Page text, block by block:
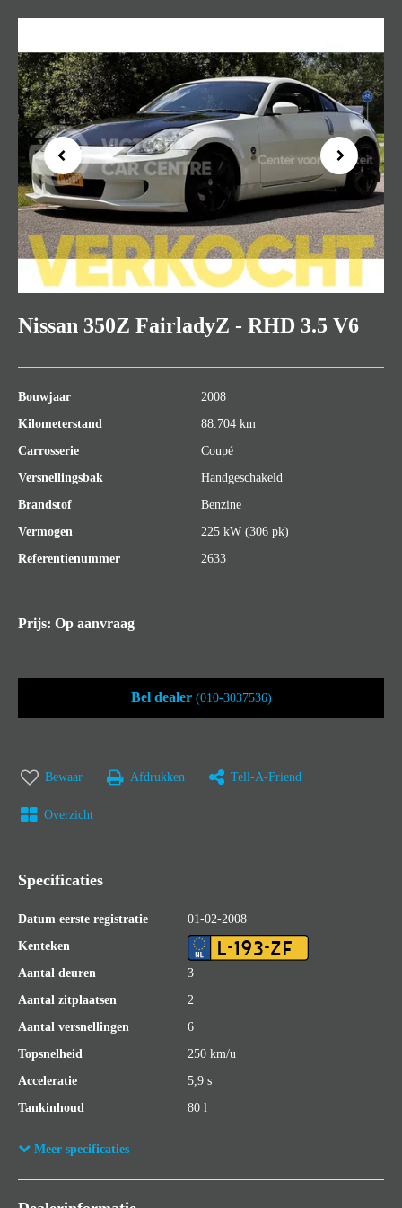
Previous Next
Nissan 350Z FairladyZ - RHD 3.5 V6
Bouwjaar
2008
Kilometerstand
88.704 km
Carrosserie
Coupé
Versnellingsbak
Handgeschakeld
Brandstof
Benzine
Vermogen
225 kW (306 pk)
Referentienummer
2633
Prijs: Op aanvraag
Bel dealer (010-3037536)
Bewaar Afdrukken Tell-A-Friend
Overzicht
Specificaties
Datum eerste registratie
01-02-2008
Kenteken
L-193-ZF
Aantal deuren
3
Aantal zitplaatsen
2
Aantal versnellingen
6
Topsnelheid
250 km/u
Acceleratie
5,9 s
Tankinhoud
80 l
Meer specificaties